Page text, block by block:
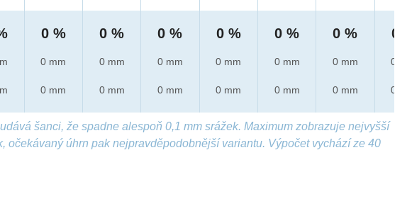
0 %
0 mm
0 mm
0 %
0 mm
0 mm
0 %
0 mm
0 mm
0 %
0 mm
0 mm
0 %
0 mm
0 mm
0 %
0 mm
0 mm
0 %
0 mm
0 mm
šanci, že spadne alespoň 0,1 mm srážek. Maximum zobrazuje nejvyšší
očekávaný úhrn pak nejpravděpodobnější variantu. Výpočet vychází ze 40